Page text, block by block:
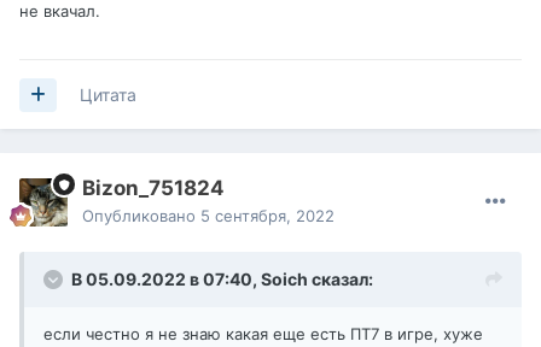
не вкачал.
Цитата
Bizon_751824
Опубликовано 5 сентября, 2022
В 05.09.2022 в 07:40, Soich сказал:
если честно я не знаю какая еще есть ПТ7 в игре, хуже